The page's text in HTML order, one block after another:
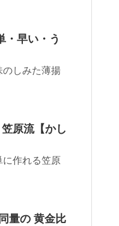
・早い・う
のしみた薄揚
原流【かし
に作れる笠原
量の 黄金比